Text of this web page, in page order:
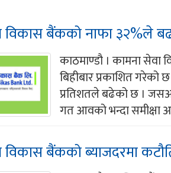
बैंकको नाफा ३२%ले
काठमाण्डौ । कामना सेवा
बिहीबार प्रकाशित गरेको
प्रतिशतले बढेको छ ।
गत आवको भन्दा समीक्षा
विकास बैंकको ब्याजदरमा